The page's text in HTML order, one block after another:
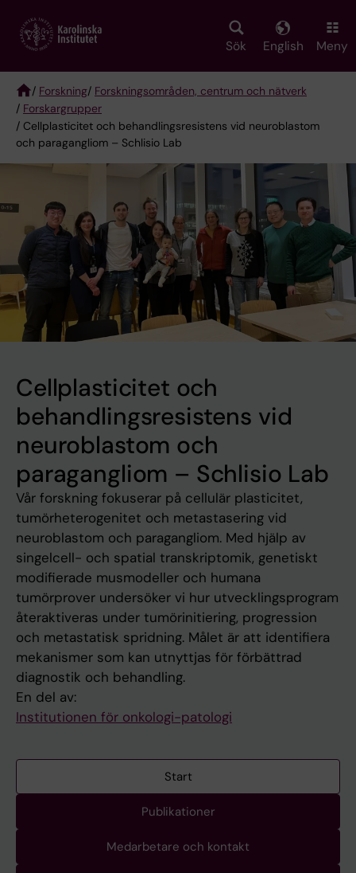
main
Sök English Meny
Breadcrumb
/ Forskning/ Forskningsområden, centrum och nätverk
/ Forskargrupper
/ Cellplasticitet och behandlingsresistens vid neuroblastom
och paragangliom – Schlisio Lab
Cellplasticitet och
behandlingsresistens vid
neuroblastom och
paragangliom – Schlisio Lab
Vår forskning fokuserar på cellulär plasticitet,
tumörheterogenitet och metastasering vid
neuroblastom och paragangliom. Med hjälp av
singelcell- och spatial transkriptomik, genetiskt
modifierade musmodeller och humana
tumörprover undersöker vi hur utvecklingsprogram
återaktiveras under tumörinitiering, progression
och metastatisk spridning. Målet är att identifiera
mekanismer som kan utnyttjas för förbättrad
diagnostik och behandling.
En del av:
Institutionen för onkologi-patologi
Start
Publikationer
Medarbetare och kontakt